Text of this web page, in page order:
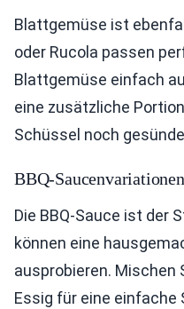
Blattgemüse ist
oder Rucola passen
Blattgemüse einfach
eine zusätzliche
Schüssel noch
BBQ-Saucenvariationen
Die BBQ-Sauce ist der
können eine
ausprobieren. Mischen
Essig für eine einfache